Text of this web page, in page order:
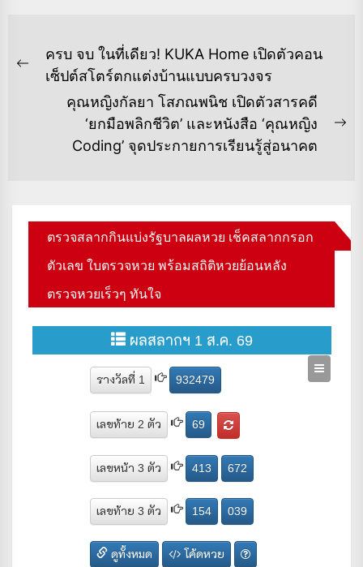
แนะแนว
เรื่อง
Previous
ครบ จบ ในที่เดียว! KUKA Home เปิดตัวคอน
เซ็ปต์สโตร์ตกแต่งบ้านแบบครบวงจร
คุณหญิงกัลยา โสภณพนิช เปิดตัวสารคดี
‘ยกมือพลิกชีวิต’ และหนังสือ ‘คุณหญิง
Coding’ จุดประกายการเรียนรู้สู่อนาคต
ตรวจสลากกินแบ่งรัฐบาลผลหวย เช็คสลากกรอก
ตัวเลข ใบตรวจหวย พร้อมสถิติหวยย้อนหลัง
ตรวจหวยเร็วๆ ทันใจ